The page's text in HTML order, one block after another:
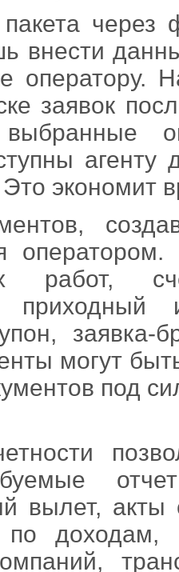
через
внести
оператору.
заявок
выбранные
агенту
Это экономит
работ,
могут
под
вылет, акты
по